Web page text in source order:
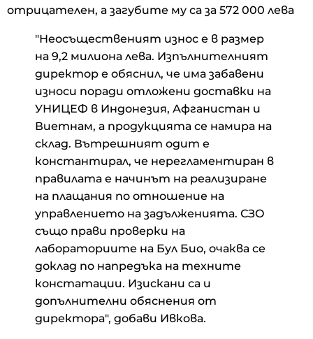
отрицателен, а загубите му са за 572 000 лева
"Неосъщественият износ е в размер
на 9,2 милиона лева. Изпълнителният
директор е обяснил, че има забавени
износи поради отложени доставки на
УНИЦЕФ в Индонезия, Афганистан и
Виетнам, а продукцията се намира на
склад. Вътрешният одит е
константирал, че нерегламентиран в
правилата е начинът на реализиране
на плащания по отношение на
управлението на задълженията. СЗО
също прави проверки на
лабораториите на Бул Био, очаква се
доклад по напредъка на техните
констатации. Изискани са и
допълнителни обяснения от
директора", добави Ивкова.